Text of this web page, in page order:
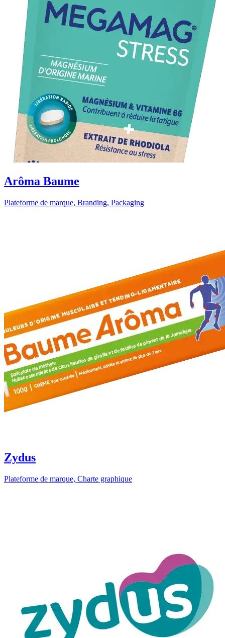
Arôma Baume
Plateforme de marque, Branding, Packaging
Zydus
Plateforme de marque, Charte graphique